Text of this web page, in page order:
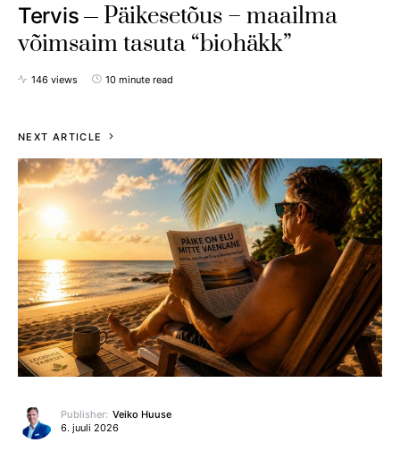
Tervis
Päikesetõus – maailma
võimsaim tasuta “biohäkk”
146 views 10 minute read
NEXT ARTICLE
Publisher: Veiko Huuse
6. juuli 2026